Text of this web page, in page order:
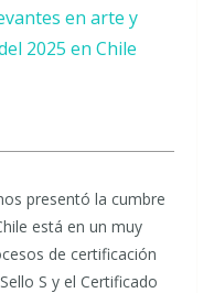
en arte y
2025 en Chile
presentó la cumbre
está en un muy
de certificación
S y el Certificado